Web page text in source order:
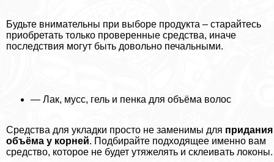
Будьте внимательны при выборе продукта – старайтесь
приобретать только проверенные средства, иначе
последствия могут быть довольно печальными.
— Лак, мусс, гель и пенка для объёма волос
Средства для укладки просто не заменимы для придания
объёма у корней. Подбирайте подходящее именно вам
средство, которое не будет утяжелять и склеивать локоны.